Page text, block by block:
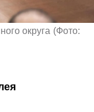
округа (Фото: